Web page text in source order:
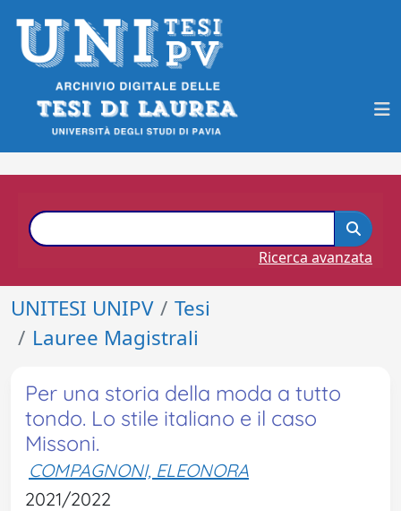
Ricerca avanzata
UNITESI UNIPV
Tesi
Lauree Magistrali
Per una storia della moda a tutto
tondo. Lo stile italiano e il caso
Missoni.
COMPAGNONI, ELEONORA
2021/2022